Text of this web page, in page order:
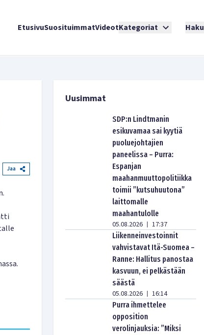
EtusivuSuosituimmatVideotKategoriat Haku
Jaa
Uusimmat
SDP:n Lindtmanin
esikuvamaa sai kyytiä
puoluejohtajien
paneelissa – Purra:
Espanjan
maahanmuuttopolitiikka
toimii ”kutsuhuutona”
laittomalle
maahantulolle
05.08.2026 | 17:37
Liikenneinvestoinnit
vahvistavat Itä-Suomea –
Ranne: Hallitus panostaa
kasvuun, ei pelkästään
säästä
05.08.2026 | 16:14
Purra ihmettelee
opposition
verolinjauksia: ”Miksi